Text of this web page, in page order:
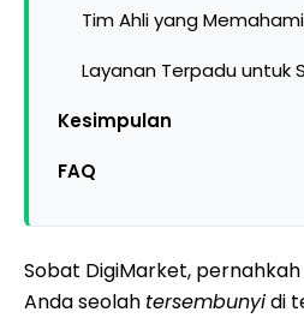
Tim Ahli yang
Layanan Terpadu untuk
Kesimpulan
FAQ
Sobat DigiMarket,
Anda seolah tersembunyidi